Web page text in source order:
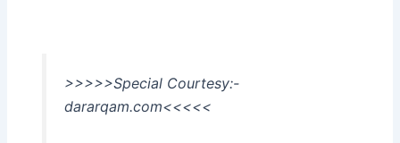
>>>>>Special Courtesy:-
dararqam.com<<<<<